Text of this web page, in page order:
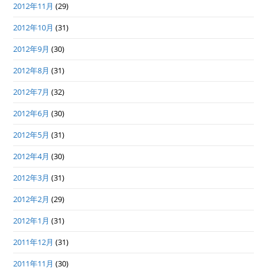
2012年11月 (29)
2012年10月 (31)
2012年9月 (30)
2012年8月 (31)
2012年7月 (32)
2012年6月 (30)
2012年5月 (31)
2012年4月 (30)
2012年3月 (31)
2012年2月 (29)
2012年1月 (31)
2011年12月 (31)
2011年11月 (30)